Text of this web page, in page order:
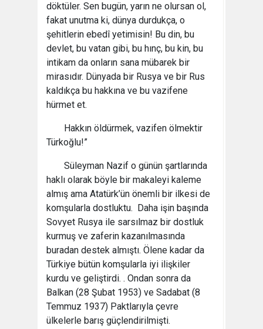
döktüler. Sen bugün, yarın ne olursan ol,
fakat unutma ki, dünya durdukça, o
şehitlerin ebedî yetimisin! Bu din, bu
devlet, bu vatan gibi, bu hınç, bu kin, bu
intikam da onların sana mübarek bir
mirasıdır. Dünyada bir Rusya ve bir Rus
kaldıkça bu hakkına ve bu vazifene
hürmet et.
Hakkın öldürmek, vazifen ölmektir
Türkoğlu!”
Süleyman Nazif o günün şartlarında
haklı olarak böyle bir makaleyi kaleme
almış ama Atatürk’ün önemli bir ilkesi de
komşularla dostluktu. Daha işin başında
Sovyet Rusya ile sarsılmaz bir dostluk
kurmuş ve zaferin kazanılmasında
buradan destek almıştı. Ölene kadar da
Türkiye bütün komşularla iyi ilişkiler
kurdu ve geliştirdi. . Ondan sonra da
Balkan (28 Şubat 1953) ve Sadabat (8
Temmuz 1937) Paktlarıyla çevre
ülkelerle barış güçlendirilmişti.